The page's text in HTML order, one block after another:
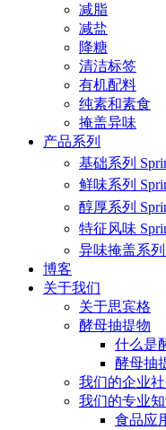
减脂
减盐
降糖
清洁标签
有机配料
纯素和素食
掩盖异味
产品系列
基础系列
鲜味系列
醇厚系列
特征风味
异味掩盖系列
博客
关于我们
关于思宾格
酵母抽提物
什么是
酵母抽
我们的企业
我们的专业
食品应